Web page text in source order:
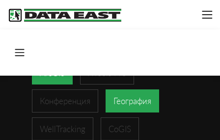
Конференция География
WellTracking CoGIS